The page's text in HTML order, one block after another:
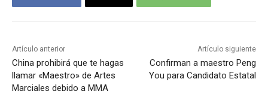
Artículo anterior
China prohibirá que te hagas
llamar «Maestro» de Artes
Marciales debido a MMA
Artículo siguiente
Confirman a maestro Peng
You para Candidato Estatal